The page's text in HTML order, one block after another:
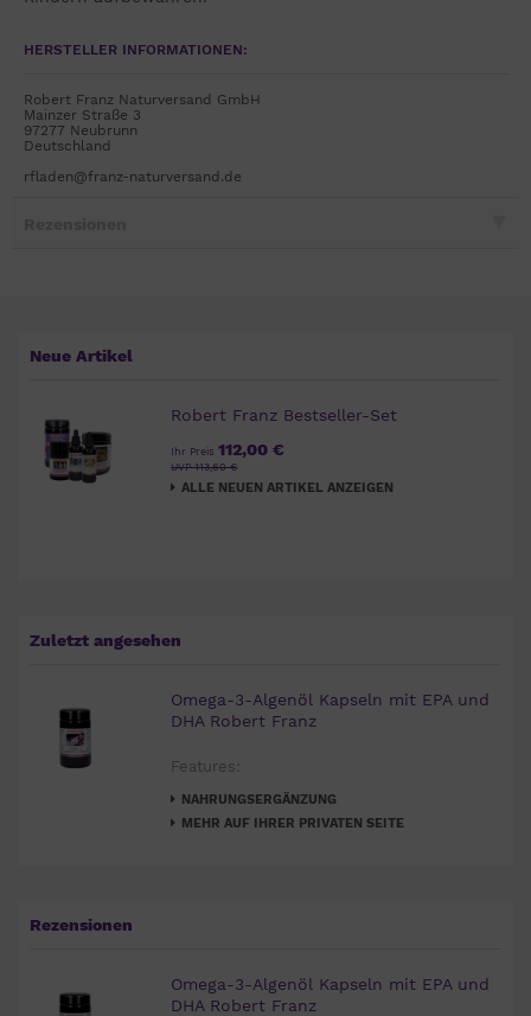
HERSTELLER INFORMATIONEN:
Robert Franz Naturversand GmbH
Mainzer Straße 3
97277 Neubrunn
Deutschland
rfladen@franz-naturversand.de
Neue Artikel
Robert Franz Bestseller-Set
Ihr Preis 112,00 €
UVP 113,60 €
ALLE NEUEN ARTIKEL ANZEIGEN
Zuletzt angesehen
Omega-3-Algenöl Kapseln mit EPA und
DHA Robert Franz
Features:
NAHRUNGSERGÄNZUNG
MEHR AUF IHRER PRIVATEN SEITE
Rezensionen
Omega-3-Algenöl Kapseln mit EPA und
DHA Robert Franz